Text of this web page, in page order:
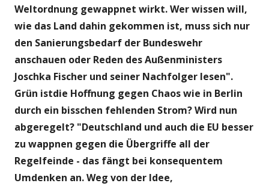
Weltordnung gewappnet wirkt. Wer wissen will,
wie das Land dahin gekommen ist, muss sich nur
den Sanierungsbedarf der Bundeswehr
anschauen oder Reden des Außenministers
Joschka Fischer und seiner Nachfolger lesen".
Grün istdie Hoffnung gegen Chaos wie in Berlin
durch ein bisschen fehlenden Strom? Wird nun
abgeregelt? "Deutschland und auch die EU besser
zu wappnen gegen die Übergriffe all der
Regelfeinde - das fängt bei konsequentem
Umdenken an. Weg von der Idee,